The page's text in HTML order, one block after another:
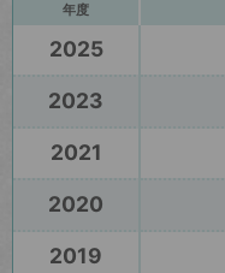
年度
2025
2023
2021
2020
2019